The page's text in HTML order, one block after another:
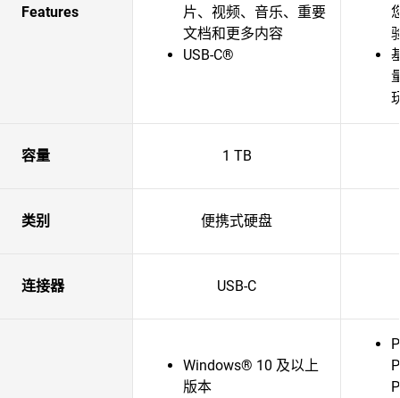
Features
片、视频、音乐、重要
文档和更多内容
USB-C®
容量 1 TB
类别 便携式硬盘
连接器 USB-C
Windows® 10 及以上
版本